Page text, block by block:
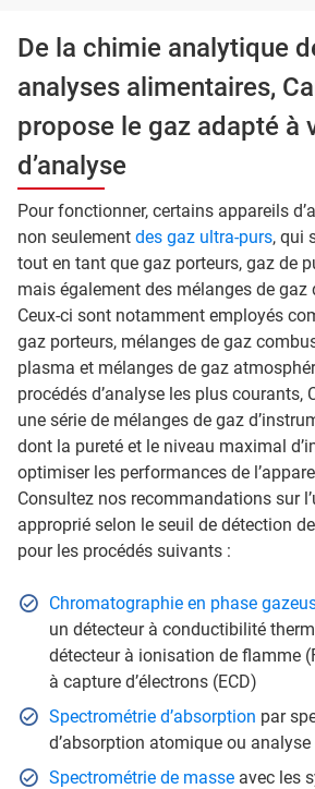
De la chimie analytique
analyses alimentaires,
propose le gaz adapté à
d’analyse
Pour fonctionner, certains appareils
non seulement des gaz ultra-purs, qui
tout en tant que gaz porteurs, gaz de
mais également des mélanges de
Ceux-ci sont notamment employés
gaz porteurs, mélanges de gaz
plasma et mélanges de gaz
procédés d’analyse les plus courants,
une série de mélanges de gaz
dont la pureté et le niveau maximal
optimiser les performances de
Consultez nos recommandations sur
approprié selon le seuil de détection
pour les procédés suivants :
Chromatographie en phase
un détecteur à conductibilité
détecteur à ionisation de flamme
à capture d’électrons (ECD)
Spectrométrie d’absorption par
d’absorption atomique ou
Spectrométrie de masseavec les